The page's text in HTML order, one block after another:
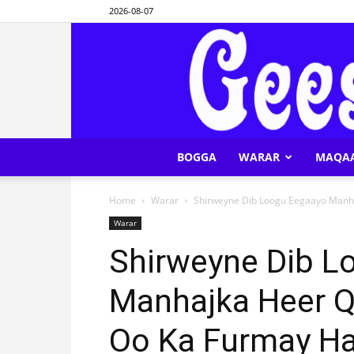
2026-08-07
BOGGA WARAR
Home Warar Shirweyne Dib Loogu Eegaayo
Warar
Shirweyne Dib
Manhajka Heer
Oo Ka Furmay